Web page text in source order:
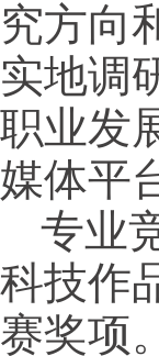
究方向
实地调
职业发
媒体平
专业
科技作
赛奖项